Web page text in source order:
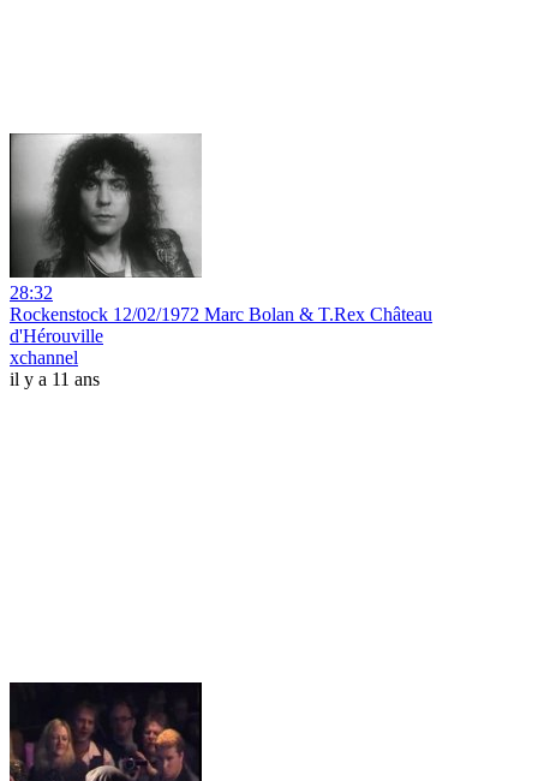
28:32
Rockenstock 12/02/1972 Marc Bolan & T.Rex Château
d'Hérouville
xchannel
il y a 11 ans